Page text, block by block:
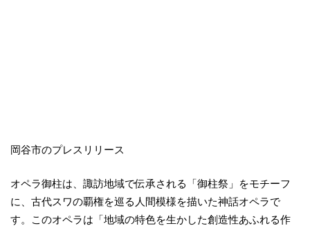
岡谷市のプレスリリース
オペラ御柱は、諏訪地域で伝承される「御柱祭」をモチーフ
に、古代スワの覇権を巡る人間模様を描いた神話オペラで
す。このオペラは「地域の特色を生かした創造性あふれる作